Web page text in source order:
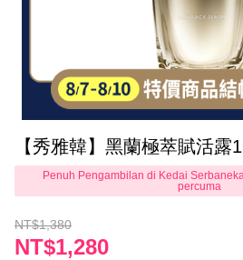
【秀雅韓】黑蘭極萃賦活露
Penuh Pengambilan di Kedai
percuma
NT$1,380
NT$1,280